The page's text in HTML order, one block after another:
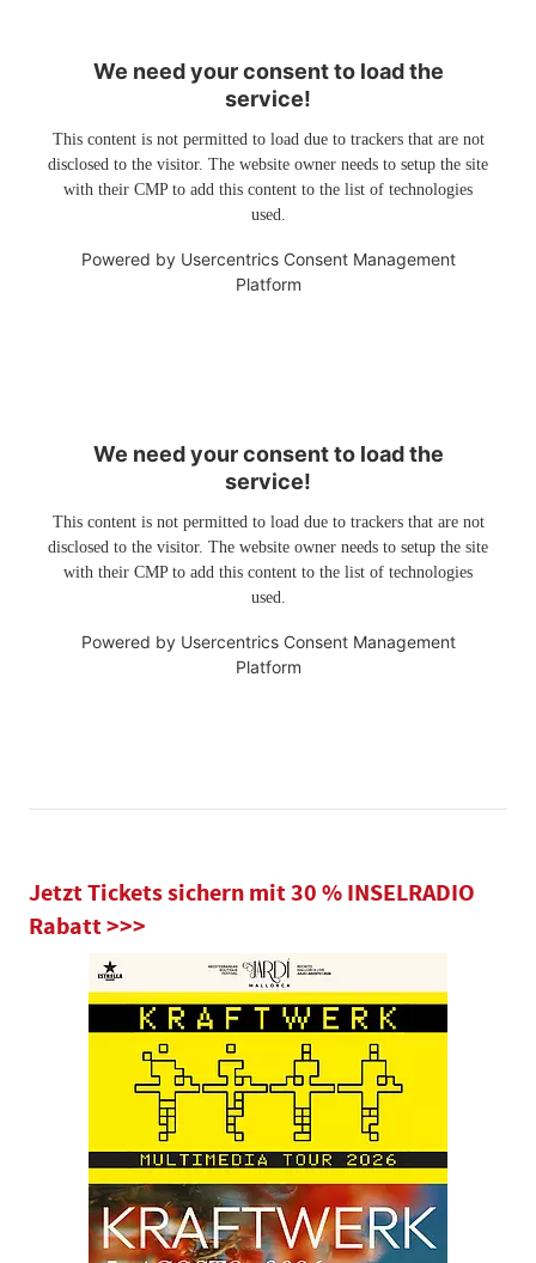
We need your consent to load the
service!
This content is not permitted to load due to trackers that are not
disclosed to the visitor. The website owner needs to setup the site
with their CMP to add this content to the list of technologies
used.
Powered by Usercentrics Consent Management
Platform
We need your consent to load the
service!
This content is not permitted to load due to trackers that are not
disclosed to the visitor. The website owner needs to setup the site
with their CMP to add this content to the list of technologies
used.
Powered by Usercentrics Consent Management
Platform
Jetzt Tickets sichern mit 30 % INSELRADIO
Rabatt >>>